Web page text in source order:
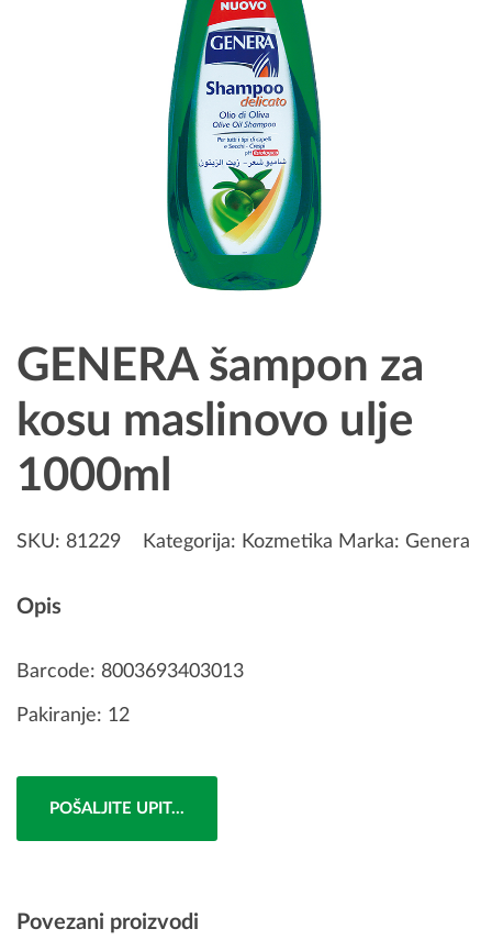
GENERA šampon za
kosu maslinovo ulje
1000ml
SKU: 81229 Kategorija: Kozmetika Marka: Genera
Opis
Barcode: 8003693403013
Pakiranje: 12
POŠALJITE UPIT...
Povezani proizvodi